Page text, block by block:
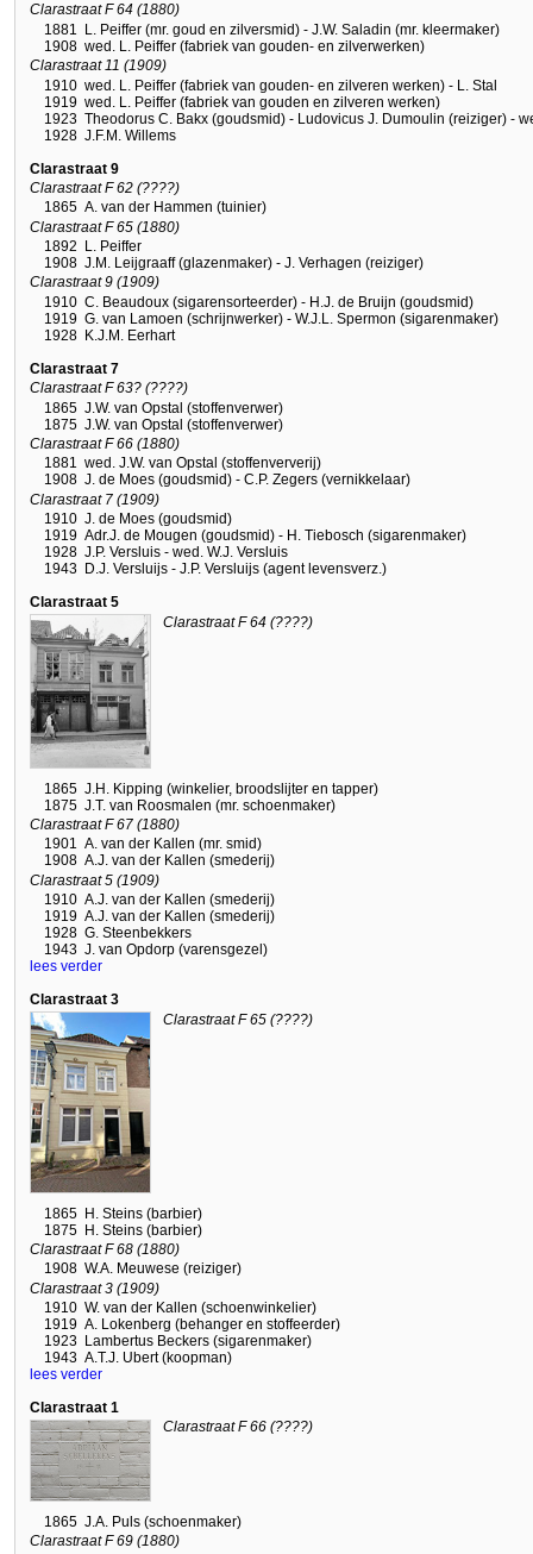
Clarastraat F 64 (1880)
1881
L. Peiffer (mr. goud en zilversmid) - J.W. Saladin (mr. kleermaker)
1908 wed. L. Peiffer (fabriek van gouden- en zilverwerken)
Clarastraat 11 (1909)
1910 wed. L. Peiffer (fabriek van gouden- en zilveren werken) - L. Stal
1919 wed. L. Peiffer (fabriek van gouden en zilveren werken)
1923 Theodorus C. Bakx (goudsmid) - Ludovicus J. Dumoulin (reiziger) -
1928 J.F.M. Willems
Clarastraat 9
Clarastraat F 62 (????)
1865 A. van der Hammen (tuinier)
Clarastraat F 65 (1880)
1892
L. Peiffer
1908 J.M. Leijgraaff (glazenmaker) - J. Verhagen (reiziger)
Clarastraat 9 (1909)
1910 C. Beaudoux (sigarensorteerder) - H.J. de Bruijn (goudsmid)
1919 G. van Lamoen (schrijnwerker) - W.J.L. Spermon (sigarenmaker)
1928 K.J.M. Eerhart
Clarastraat 7
Clarastraat F 63? (????)
1865 J.W. van Opstal (stoffenverwer)
1875 J.W. van Opstal (stoffenverwer)
Clarastraat F 66 (1880)
1881 wed. J.W. van Opstal (stoffenververij)
1908 J. de Moes (goudsmid) - C.P. Zegers (vernikkelaar)
Clarastraat 7 (1909)
1910 J. de Moes (goudsmid)
1919 Adr.J. de Mougen (goudsmid) - H. Tiebosch (sigarenmaker)
1928 J.P. Versluis - wed. W.J. Versluis
1943 D.J. Versluijs - J.P. Versluijs (agent levensverz.)
Clarastraat 5
Clarastraat F 64 (????)
1865 J.H. Kipping (winkelier, broodslijter en tapper)
1875 J.T. van Roosmalen (mr. schoenmaker)
Clarastraat F 67 (1880)
1901 A. van der Kallen (mr. smid)
1908 A.J. van der Kallen (smederij)
Clarastraat 5 (1909)
1910 A.J. van der Kallen (smederij)
1919 A.J. van der Kallen (smederij)
1928 G. Steenbekkers
1943 J. van Opdorp (varensgezel)
lees verder
Clarastraat 3
Clarastraat F 65 (????)
1865 H. Steins (barbier)
1875 H. Steins (barbier)
Clarastraat F 68 (1880)
1908 W.A. Meuwese (reiziger)
Clarastraat 3 (1909)
1910 W. van der Kallen (schoenwinkelier)
1919 A. Lokenberg (behanger en stoffeerder)
1923 Lambertus Beckers (sigarenmaker)
1943 A.T.J. Ubert (koopman)
lees verder
Clarastraat 1
Clarastraat F 66 (????)
1865 J.A. Puls (schoenmaker)
Clarastraat F 69 (1880)